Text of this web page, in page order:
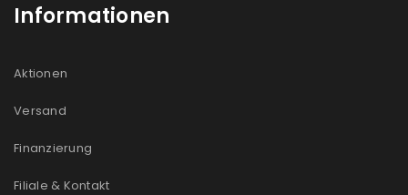
Informationen
Aktionen
Versand
Finanzierung
Filiale & Kontakt